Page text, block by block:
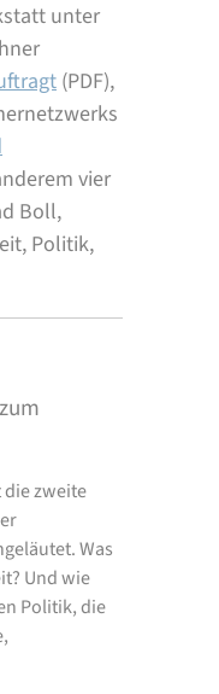
unter
(PDF),
vier
Boll,
Politik,
zweite
Was
Und wie
Politik, die